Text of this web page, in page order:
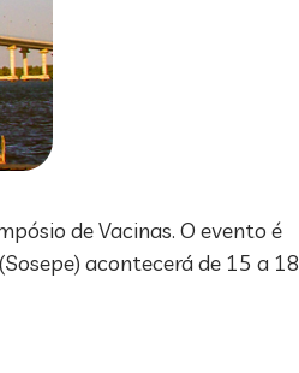
de Vacinas. O evento é
acontecerá de 15 a 18